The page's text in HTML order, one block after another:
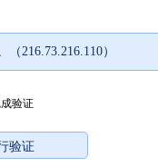
216.73.216.110）
验证